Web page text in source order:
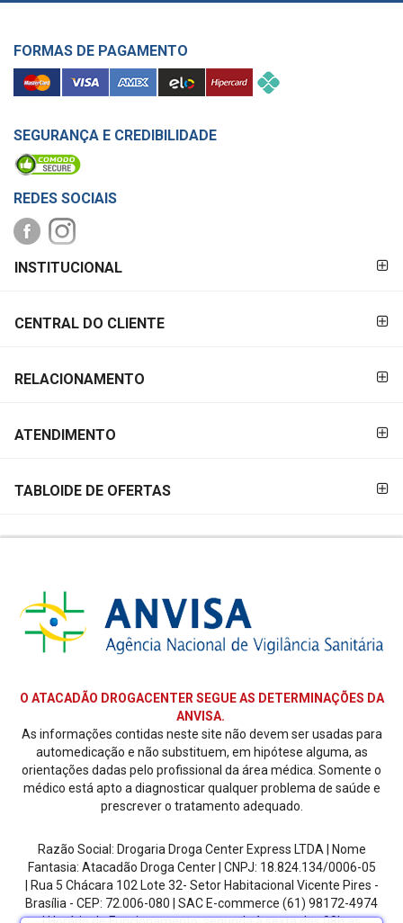
FORMAS DE PAGAMENTO
SEGURANÇA E CREDIBILIDADE
REDES SOCIAIS
PAGAMENTO
INSTITUCIONAL
CENTRAL DO CLIENTE
RELACIONAMENTO
ATENDIMENTO
TABLOIDE DE OFERTAS
O ATACADÃO DROGACENTER SEGUE AS DETERMINAÇÕES DA
ANVISA.
As informações contidas neste site não devem ser usadas para
automedicação e não substituem, em hipótese alguma, as
orientações dadas pelo profissional da área médica. Somente o
médico está apto a diagnosticar qualquer problema de saúde e
prescrever o tratamento adequado.
Razão Social: Drogaria Droga Center Express LTDA | Nome
Fantasia: Atacadão Droga Center | CNPJ: 18.824.134/0006-05
| Rua 5 Chácara 102 Lote 32- Setor Habitacional Vicente Pires -
Brasília - CEP: 72.006-080
| SAC E-commerce (61) 98172-4974